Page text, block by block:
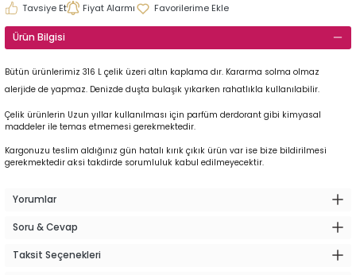
Tavsiye Et Fiyat Alarmı
Ürün Bilgisi
Bütün ürünlerimiz 316 L çelik üzeri altın kaplama dır. Kararma solma olmaz
alerjide de yapmaz. Denizde duşta bulaşık yıkarken rahatlıkla kullanılabilir.
Çelik ürünlerin Uzun yıllar kullanılması için parfüm derdorant gibi kimyasal
maddeler ile temas etmemesi gerekmektedir.
Kargonuzu teslim aldığınız gün hatalı kırık çıkık ürün var ise bize bildirilmesi
gerekmektedir aksi takdirde sorumluluk kabul edilmeyecektir.
Yorumlar
Soru & Cevap
Taksit Seçenekleri